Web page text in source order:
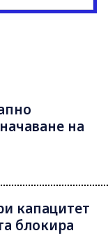
на
капацитет
блокира